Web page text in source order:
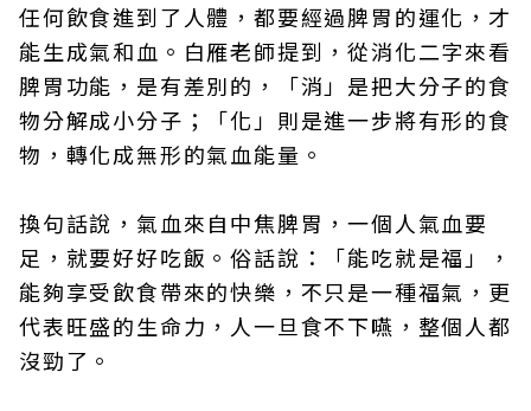
任何飲食進到了人體，都要經過脾胃的運化，才
能生成氣和血。白雁老師提到，從消化二字來看
脾胃功能，是有差別的，「消」是把大分子的食
物分解成小分子；「化」則是進一步將有形的食
物，轉化成無形的氣血能量。
換句話說，氣血來自中焦脾胃，一個人氣血要
足，就要好好吃飯。俗話說：「能吃就是福」，
能夠享受飲食帶來的快樂，不只是一種福氣，更
代表旺盛的生命力，人一旦食不下嚥，整個人都
沒勁了。